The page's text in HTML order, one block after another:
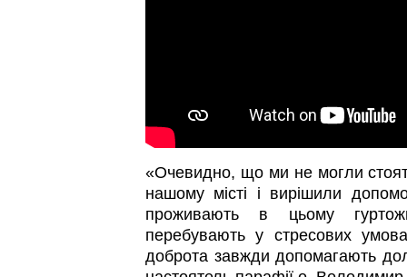
«Очевидно, що ми не могли
нашому місті і вирішили
проживають в цьому
перебувають у стресових
доброта завжди допомагають